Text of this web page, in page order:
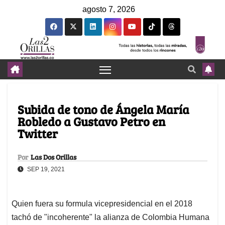
agosto 7, 2026
Subida de tono de Ángela María
Robledo a Gustavo Petro en
Twitter
Por Las Dos Orillas
SEP 19, 2021
Quien fuera su formula vicepresidencial en el 2018
tachó de "incoherente" la alianza de Colombia Humana